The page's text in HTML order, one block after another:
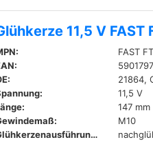
11,5 V FAST
FAST
21864,
11,5 V
147 mm
M10
Glühkerzenausführung: